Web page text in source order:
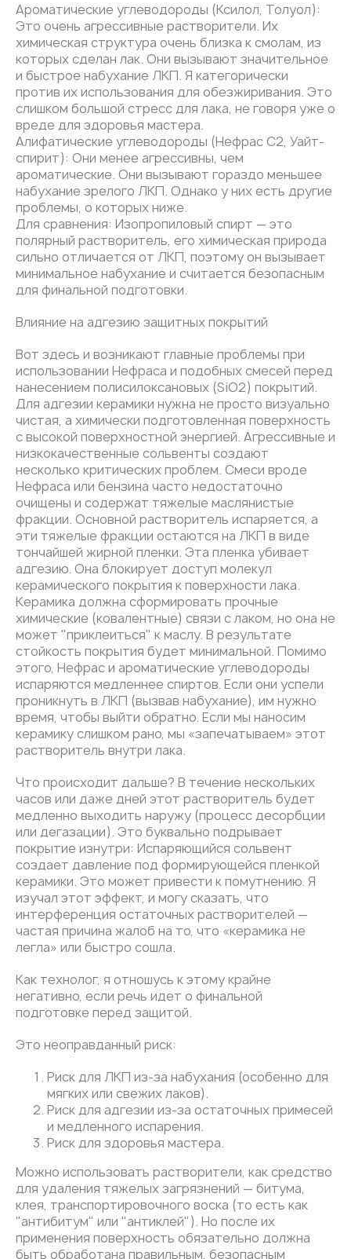
Ароматические углеводороды (Ксилол, Толуол):
Это очень агрессивные растворители. Их
химическая структура очень близка к смолам, из
которых сделан лак. Они вызывают значительное
и быстрое набухание ЛКП. Я категорически
против их использования для обезжиривания. Это
слишком большой стресс для лака, не говоря уже о
вреде для здоровья мастера.
Алифатические углеводороды (Нефрас С2, Уайт-
спирит): Они менее агрессивны, чем
ароматические. Они вызывают гораздо меньшее
набухание зрелого ЛКП. Однако у них есть другие
проблемы, о которых ниже.
Для сравнения: Изопропиловый спирт — это
полярный растворитель, его химическая природа
сильно отличается от ЛКП, поэтому он вызывает
минимальное набухание и считается безопасным
для финальной подготовки.
Влияние на адгезию защитных покрытий
Вот здесь и возникают главные проблемы при
использовании Нефраса и подобных смесей перед
нанесением полисилоксановых (SiO2) покрытий.
Для адгезии керамики нужна не просто визуально
чистая, а химически подготовленная поверхность
с высокой поверхностной энергией. Агрессивные и
низкокачественные сольвенты создают
несколько критических проблем. Смеси вроде
Нефраса или бензина часто недостаточно
очищены и содержат тяжелые маслянистые
фракции. Основной растворитель испаряется, а
эти тяжелые фракции остаются на ЛКП в виде
тончайшей жирной пленки. Эта пленка убивает
адгезию. Она блокирует доступ молекул
керамического покрытия к поверхности лака.
Керамика должна сформировать прочные
химические (ковалентные) связи с лаком, но она не
может "приклеиться" к маслу. В результате
стойкость покрытия будет минимальной. Помимо
этого, Нефрас и ароматические углеводороды
испаряются медленнее спиртов. Если они успели
проникнуть в ЛКП (вызвав набухание), им нужно
время, чтобы выйти обратно. Если мы наносим
керамику слишком рано, мы «запечатываем» этот
растворитель внутри лака.
Что происходит дальше? В течение нескольких
часов или даже дней этот растворитель будет
медленно выходить наружу (процесс десорбции
или дегазации). Это буквально подрывает
покрытие изнутри: Испаряющийся сольвент
создает давление под формирующейся пленкой
керамики. Это может привести к помутнению. Я
изучал этот эффект, и могу сказать, что
интерференция остаточных растворителей —
частая причина жалоб на то, что «керамика не
легла» или быстро сошла.
Как технолог, я отношусь к этому крайне
негативно, если речь идет о финальной
подготовке перед защитой.
Это неоправданный риск:
Риск для ЛКП из-за набухания (особенно для
мягких или свежих лаков).
Риск для адгезии из-за остаточных примесей
и медленного испарения.
Риск для здоровья мастера.
Можно использовать растворители, как средство
для удаления тяжелых загрязнений — битума,
клея, транспортировочного воска (то есть как
"антибитум" или "антиклей"). Но после их
применения поверхность обязательно должна
быть обработана правильным, безопасным